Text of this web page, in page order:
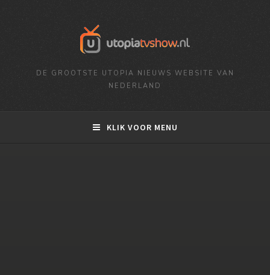
DE GROOTSTE UTOPIA NIEUWS WEBSITE VAN
NEDERLAND
KLIK VOOR MENU